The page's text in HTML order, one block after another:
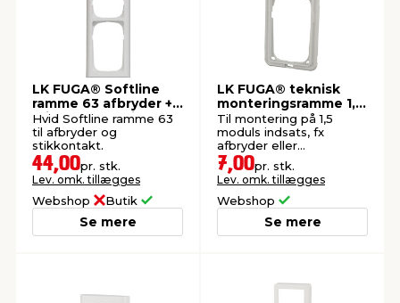
LK FUGA® Softline
ramme 63 afbryder +
stikkontakt hvid
Hvid Softline ramme 63
til afbryder og
stikkontakt.
44,00pr. stk.
Lev. omk. tillægges
Webshop Butik
Se mere
LK FUGA® teknisk
monteringsramme 1,5
modul
Til montering på 1,5
moduls indsats, fx
afbryder eller
stikkontakt.
7,00pr. stk.
Lev. omk. tillægges
Webshop
Se mere